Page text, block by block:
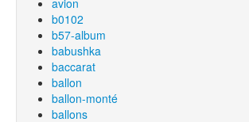
avion
b0102
b57-album
babushka
baccarat
ballon
ballon-monté
ballons